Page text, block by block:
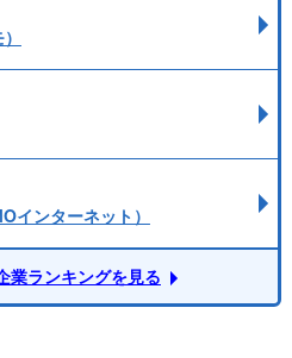
インターネット）
業ランキングを見る